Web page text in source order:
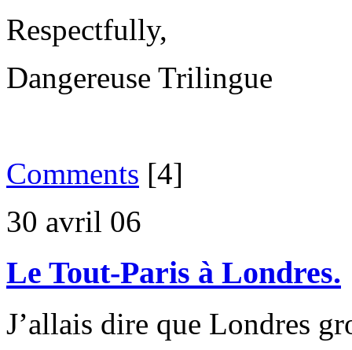
Respectfully,
Dangereuse Trilingue
Comments [4]
30 avril 06
Le Tout-Paris à Londres.
J’allais dire que Londres